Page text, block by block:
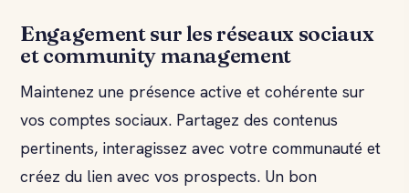
Engagement sur les réseaux sociaux
et community management
Maintenez une présence active et cohérente sur
vos comptes sociaux. Partagez des contenus
pertinents, interagissez avec votre communauté et
créez du lien avec vos prospects. Un bon